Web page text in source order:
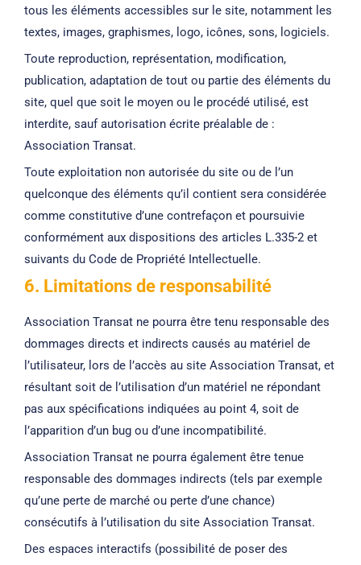
tous les éléments accessibles sur le site, notamment les
textes, images, graphismes, logo, icônes, sons, logiciels.
Toute reproduction, représentation, modification,
publication, adaptation de tout ou partie des éléments du
site, quel que soit le moyen ou le procédé utilisé, est
interdite, sauf autorisation écrite préalable de :
Association Transat.
Toute exploitation non autorisée du site ou de l’un
quelconque des éléments qu’il contient sera considérée
comme constitutive d’une contrefaçon et poursuivie
conformément aux dispositions des articles L.335-2 et
suivants du Code de Propriété Intellectuelle.
6. Limitations de responsabilité
Association Transat ne pourra être tenu responsable des
dommages directs et indirects causés au matériel de
l’utilisateur, lors de l’accès au site Association Transat, et
résultant soit de l’utilisation d’un matériel ne répondant
pas aux spécifications indiquées au point 4, soit de
l’apparition d’un bug ou d’une incompatibilité.
Association Transat ne pourra également être tenue
responsable des dommages indirects (tels par exemple
qu’une perte de marché ou perte d’une chance)
consécutifs à l’utilisation du site Association Transat.
Des espaces interactifs (possibilité de poser des